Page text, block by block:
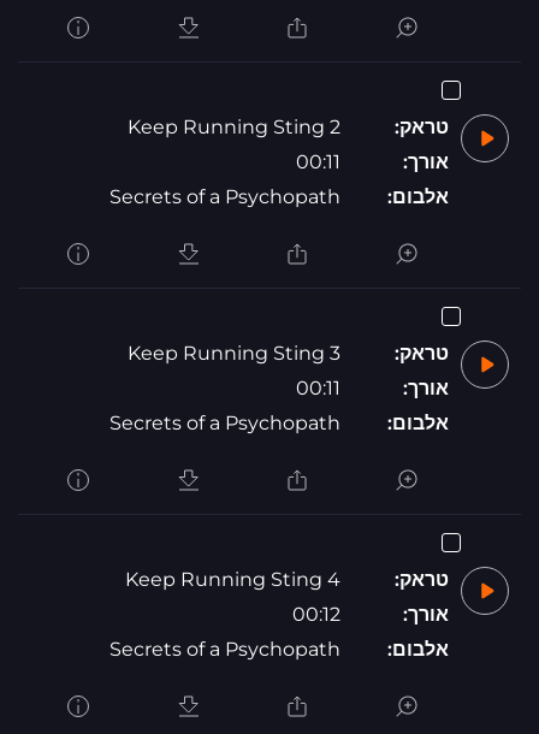
טראק:
Keep Running Sting 2
אורך:
00:11
אלבום:
Secrets of a Psychopath
טראק:
Keep Running Sting 3
אורך:
00:11
אלבום:
Secrets of a Psychopath
טראק:
Keep Running Sting 4
אורך:
00:12
אלבום:
Secrets of a Psychopath